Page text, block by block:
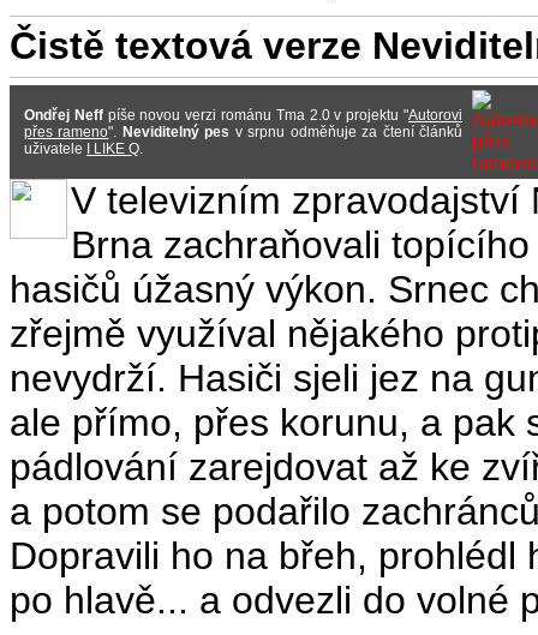
Čistě textová verze
Ondřej Neffpíše novou verzi románu Tma 2.0 v projektu "Autorovi
přes rameno". Neviditelný pes v srpnu odměňuje za čtení článků
uživatele
I LIKE Q.
V televizním zpravodajství
Brna zachraňovali
hasičů úžasný výkon. Srnec
zřejmě využíval nějakého
nevydrží. Hasiči sjeli jez na
ale přímo, přes korunu, a pak
pádlování zarejdovat až ke
a potom se podařilo
Dopravili ho na břeh, prohlédl
po hlavě... a odvezli do volné